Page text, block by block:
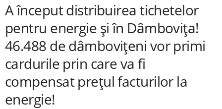
A început distribuirea tichetelor
pentru energie și în Dâmbovița!
46.488 de dâmbovițeni vor primi
cardurile prin care va fi
compensat prețul facturilor la
energie!